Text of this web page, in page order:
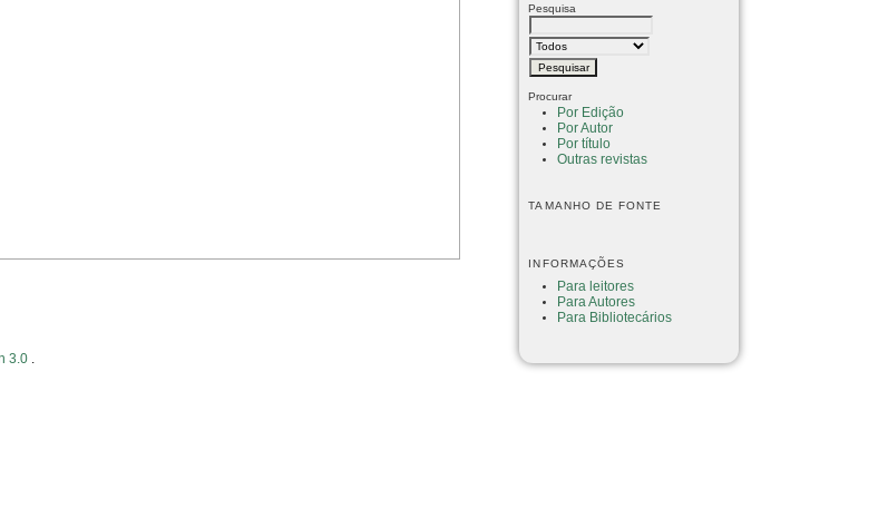
Pesquisa
Procurar
Por Edição
Por Autor
Por título
Outras revistas
TAMANHO DE FONTE
INFORMAÇÕES
Para leitores
Para Autores
Para Bibliotecários
3.0 .